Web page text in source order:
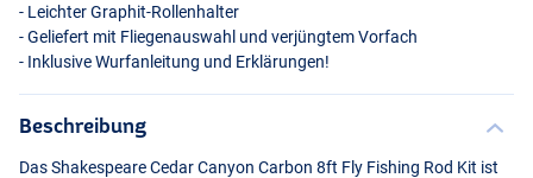
- Leichter Graphit-Rollenhalter
- Geliefert mit Fliegenauswahl und verjüngtem Vorfach
- Inklusive Wurfanleitung und Erklärungen!
Beschreibung
Das Shakespeare Cedar Canyon Carbon 8ft Fly Fishing Rod Kit ist